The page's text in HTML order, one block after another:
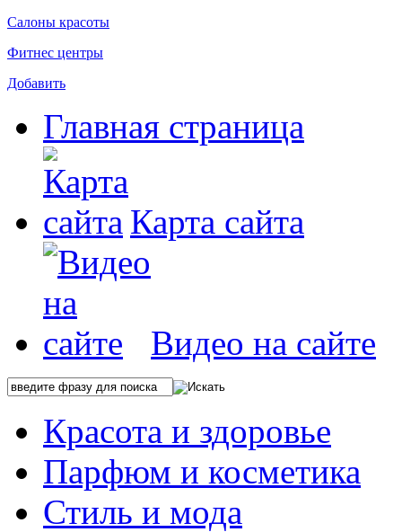
Салоны красоты
Фитнес центры
Добавить
Главная страница
Карта сайта
Видео на сайте
Красота и здоровье
Парфюм и косметика
Стиль и мода